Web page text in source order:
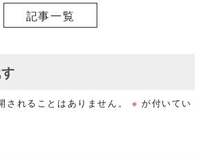
記事一覧
されることはありません。 ※ が付いてい